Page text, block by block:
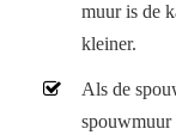
muur is de
kleiner.
Als de